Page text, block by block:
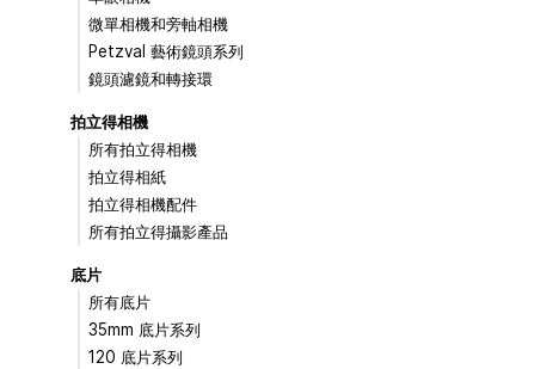
微單相機和旁軸相機
Petzval 藝術鏡頭系列
鏡頭濾鏡和轉接環
拍立得相機
所有拍立得相機
拍立得相紙
拍立得相機配件
所有拍立得攝影產品
底片
所有底片
35mm 底片系列
120 底片系列